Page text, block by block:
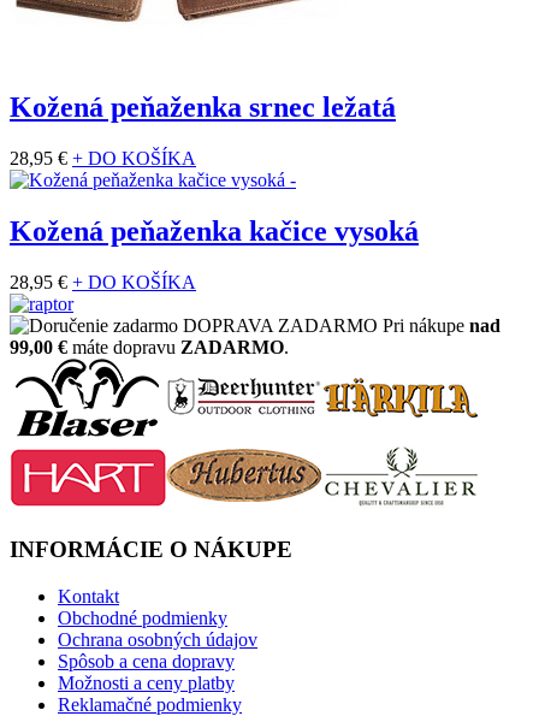
Kožená peňaženka srnec ležatá
28,95 € + DO KOŠÍKA
Kožená peňaženka kačice vysoká
28,95 € + DO KOŠÍKA
DOPRAVA ZADARMO Pri nákupe nad
99,00 € máte dopravu ZADARMO.
INFORMÁCIE O NÁKUPE
Kontakt
Obchodné podmienky
Ochrana osobných údajov
Spôsob a cena dopravy
Možnosti a ceny platby
Reklamačné podmienky